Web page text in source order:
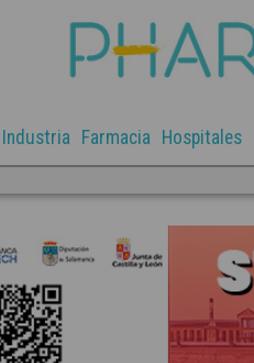
Industria Farmacia Hospitales